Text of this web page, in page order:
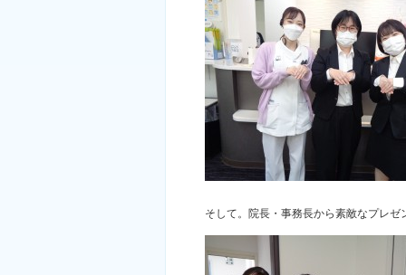
そして。院長・事務長から素敵なプレゼ